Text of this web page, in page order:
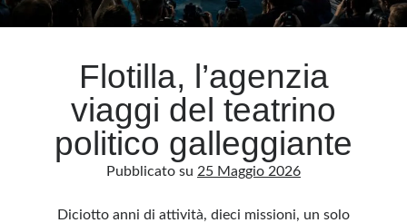
Archivio
Categorie
Flotilla, l’agenzia
viaggi del teatrino
politico galleggiante
Pubblicato su 25 Maggio 2026
Diciotto anni di attività, dieci missioni, un solo